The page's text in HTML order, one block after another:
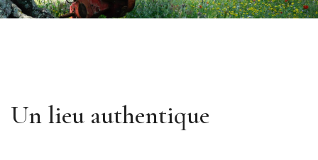
Un lieu authentique